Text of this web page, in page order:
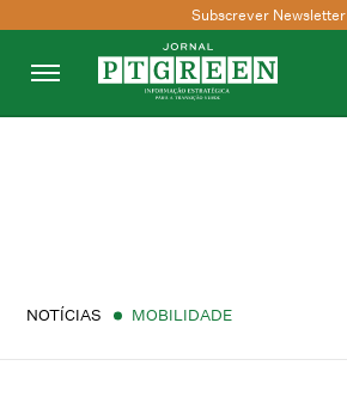
Subscrever Newsletter
NOTÍCIAS MOBILIDADE